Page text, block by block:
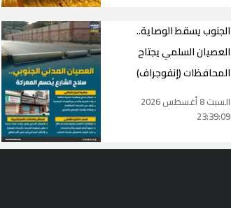
الجنوب يسقط الوصاية..
العصيان السلمي يجتاح
المحافظات (إنفوجراف)
السبت 8 أغسطس 2026
23:39:09